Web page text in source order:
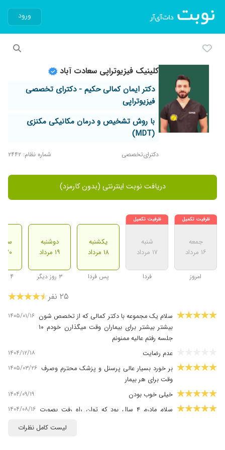
ورود
کلینیک فیزیوتراپی سعادت آباد
دکتر ایمان کمالی حکیم - دکترای تخصصی
فیزیوتراپی
با روش تشخیص و درمان مکانیکی مکنزی
(MDT)
دکترای‌تخصصی شماره نظام: ۲۴۴۲
دریافت نوبت اینترنتی (بدون کارمزد)
جمعه
۱۶ مرداد
امروز
شنبه
۱۷ مرداد
فردا
یکشنبه
۱۸ مرداد
پس فردا
دوشنبه
۱۹ مرداد
۳ روز دیگر
سه
۲۰ مرداد
۴ روز دیگر
۲۵ نفر
سلام یک مجموعه با دکتر کمالی که از تخصص شون
بیشتر بیشتر برای بیماران وقت میگذارن خودم ۱۰
جلسه رفتم عالیه ممنونم
۱۴۰۵/۰۱/۱۶
عدم رضایت ۱۴۰۴/۱۲/۱۸
بر خورد بسیار عالی پرسنل و پزشک محترم وصرف
وقت برای هر بیمار
۱۴۰۵/۰۳/۲۶
خیلی خوب بودن ۱۴۰۴/۰۹/۱۹
سلام مادرم ۴ سال بود که توان راه رفت بصورت
چهار دست وپا راه میرفت طی ۱۰ جلسه فزیوتراپی
۱۴۰۴/۰۸/۱۶
لیست کامل نظرات